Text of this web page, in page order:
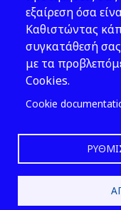
εξαίρεση όσα
Καθιστώντας
συγκατάθεσή
με τα
Cookies.
Cookie